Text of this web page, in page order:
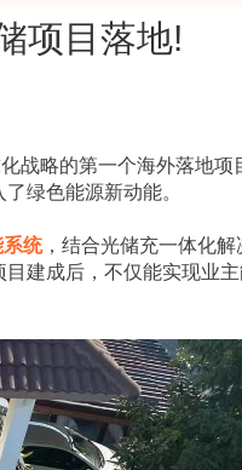
项目落地!
战略的第一个海外落地项
绿色能源新动能。
统，结合光储充一体化解
建成后，不仅能实现业主